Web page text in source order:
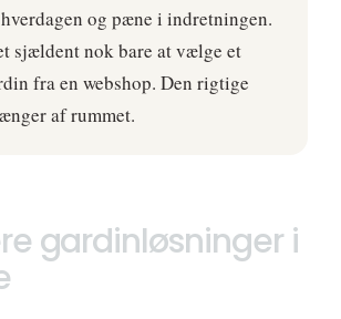
og pæne i indretningen.
sjældent nok bare at vælge et
fra en webshop. Den rigtige
af rummet.
gardinløsninger i